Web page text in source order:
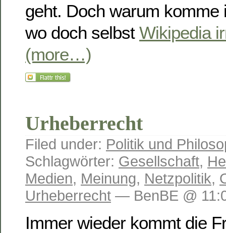
geht. Doch warum komme
wo doch selbst Wikipedia
(more…)
Urheberrecht
Filed under: Politik und
Schlagwörter: Gesellschaft,
Medien, Meinung, Netzpolitik,
Urheberrecht — BenBE @
Immer wieder kommt die